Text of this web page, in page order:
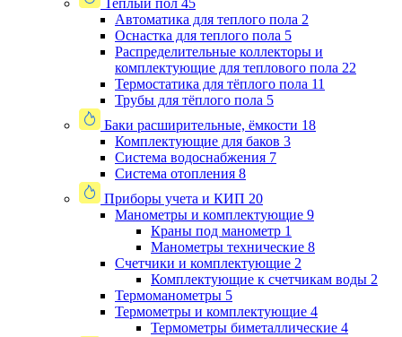
Теплый пол 45
Автоматика для теплого пола 2
Оснастка для теплого пола 5
Распределительные коллекторы и
комплектующие для теплового пола 22
Термостатика для тёплого пола 11
Трубы для тёплого пола 5
Баки расширительные, ёмкости 18
Комплектующие для баков 3
Система водоснабжения 7
Система отопления 8
Приборы учета и КИП 20
Манометры и комплектующие 9
Краны под манометр 1
Манометры технические 8
Счетчики и комплектующие 2
Комплектующие к счетчикам воды 2
Термоманометры 5
Термометры и комплектующие 4
Термометры биметаллические 4